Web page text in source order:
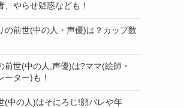
、やらせ疑惑なども！
の前世(中の人・声優)は？カップ数
前世(中の人,声優)は?ママ(絵師・
ーター)も！
(中の人)はそにろじ!顔バレや年